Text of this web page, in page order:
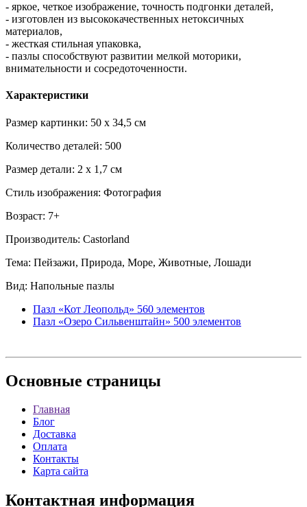
- яркое, четкое изображение, точность подгонки деталей,
- изготовлен из высококачественных нетоксичных
материалов,
- жесткая стильная упаковка,
- пазлы способствуют развитии мелкой моторики,
внимательности и сосредоточенности.
Характеристики
Размер картинки: 50 x 34,5 см
Количество деталей: 500
Размер детали: 2 x 1,7 см
Стиль изображения: Фотография
Возраст: 7+
Производитель: Castorland
Тема: Пейзажи, Природа, Море, Животные, Лошади
Вид: Напольные пазлы
Пазл «Кот Леопольд» 560 элементов
Пазл «Озеро Сильвенштайн» 500 элементов
Основные страницы
Главная
Блог
Доставка
Оплата
Контакты
Карта сайта
Контактная информация